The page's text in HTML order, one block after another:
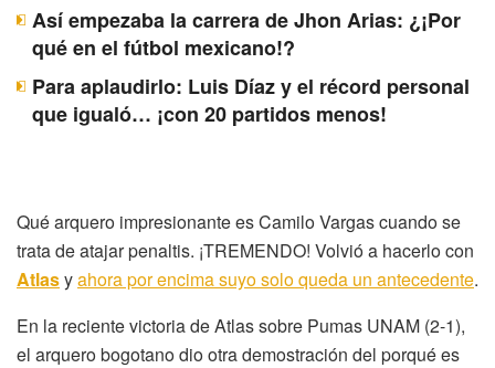
Así empezaba la carrera de Jhon Arias: ¿¡Por
qué en el fútbol mexicano!?
Para aplaudirlo: Luis Díaz y el récord personal
que igualó… ¡con 20 partidos menos!
Qué arquero impresionante es Camilo Vargas cuando se
trata de atajar penaltis. ¡TREMENDO! Volvió a hacerlo con
Atlasyahora por encima suyo solo queda un antecedente.
En la reciente victoria de Atlas sobre Pumas UNAM (2-1),
el arquero bogotano dio otra demostración del porqué es